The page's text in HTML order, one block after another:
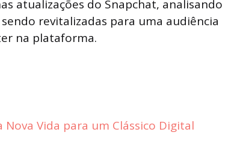
atualizações do Snapchat, analisando
revitalizadas para uma audiência
na plataforma.
Vida para um Clássico Digital